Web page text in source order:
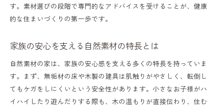
す。素材選びの段階で専門的なアドバイスを受けることが、健康
的な住まいづくりの第一歩です。
家族の安心を支える自然素材の特長とは
自然素材の家は、家族の安心感を支える多くの特長を持っていま
す。まず、無垢材の床や木製の建具は肌触りがやさしく、転倒し
てもケガをしにくいという安全性があります。小さなお子様がハ
イハイしたり遊んだりする際も、木の温もりが直接伝わり、住む